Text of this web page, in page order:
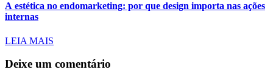
A estética no endomarketing: por que design importa nas ações
internas
LEIA MAIS
Deixe um comentário